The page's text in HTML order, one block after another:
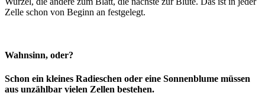
Zelle schon von Beginn an festgelegt.
Wahnsinn, oder?
Schon ein kleines Radieschen oder eine Sonnenblume müssen
aus unzählbar vielen Zellen bestehen.